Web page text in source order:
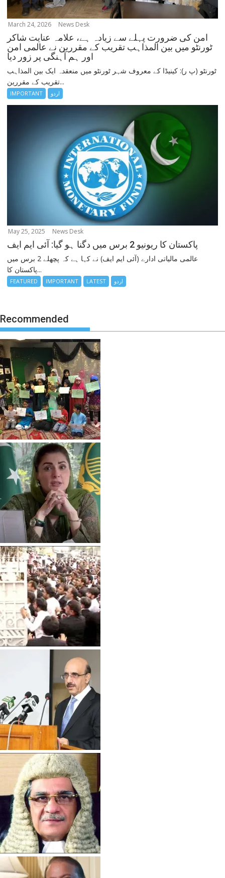
March 24, 2026 News Desk
امن کی ضرورت پہلے سے زیادہ ہے، علامہ عنایت شاکر
ٹورنٹو میں بین المذاہب تقریب کے مقررین نے عالمی امن
اور ہم آہنگی پر زور دیا
ٹورنٹو (پ ر): کینیڈا کے معروف شہر ٹورنٹو میں منعقدہ ایک بین المذاہب
تقریب کے مقررین...
IMPORTANT اردو
May 25, 2025 News Desk
پاکستان کا ریونیو 2 برس میں دگنا ہو گیا: آئی ایم ایف
عالمی مالیاتی ادارے (آئی ایم ایف) نے کہا ہے کہ پچھلے 2 برس میں
پاکستان کا...
FEATURED IMPORTANT LATEST اردو
Recommended